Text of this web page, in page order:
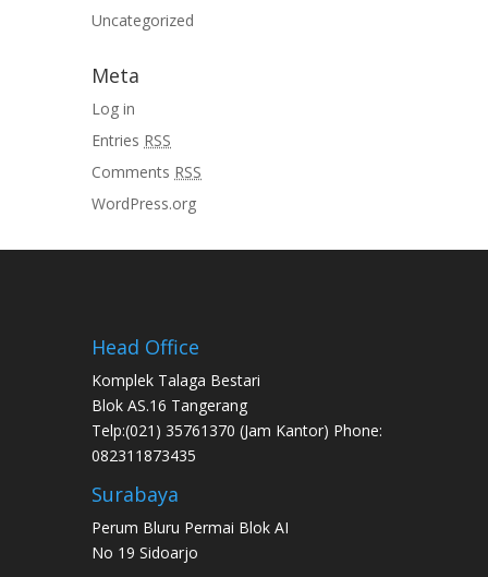
Uncategorized
Meta
Log in
Entries RSS
Comments RSS
WordPress.org
Head Office
Komplek Talaga Bestari
Blok AS.16 Tangerang
Telp:(021) 35761370 (Jam Kantor) Phone:
082311873435
Surabaya
Perum Bluru Permai Blok AI
No 19 Sidoarjo